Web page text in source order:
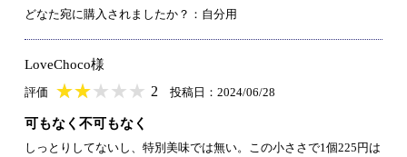
どなた宛に購入されましたか？：自分用
LoveChoco様
評価 ★★★★★
★★★★★ 2 投稿日：2024/06/28
可もなく不可もなく
しっとりしてないし、特別美味では無い。この小ささで1個225円は